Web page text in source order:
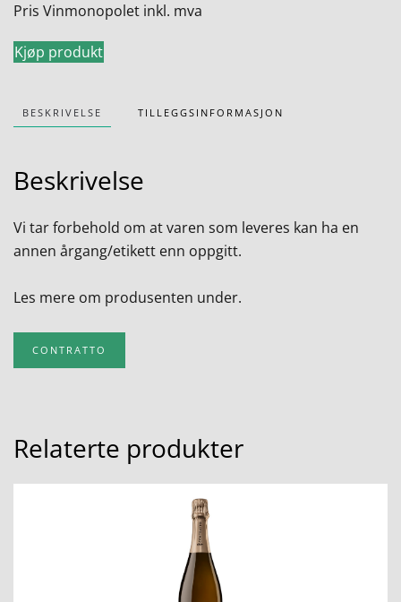
Pris Vinmonopolet inkl. mva
Kjøp produkt
BESKRIVELSE TILLEGGSINFORMASJON
Beskrivelse
Vi tar forbehold om at varen som leveres kan ha en
annen årgang/etikett enn oppgitt.
Les mere om produsenten under.
CONTRATTO
Relaterte produkter